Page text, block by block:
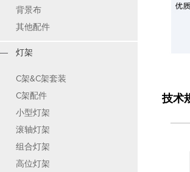
背景布
其他配件
灯架
C架&C架套装
C架配件
小型灯架
滚轴灯架
组合灯架
高位灯架
技术